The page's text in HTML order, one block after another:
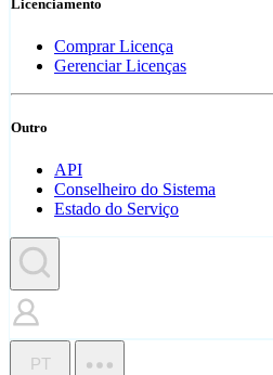
Licenciamento
Comprar Licença
Gerenciar Licenças
Outro
API
Conselheiro do Sistema
Estado do Serviço
PT